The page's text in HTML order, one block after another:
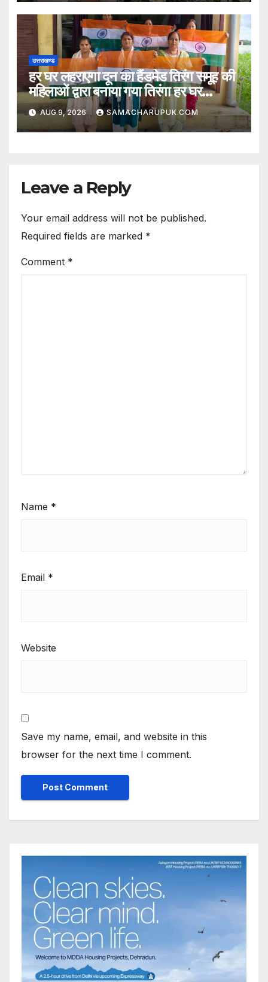
उत्तराखण्ड
हर घर लहराएगा दून का हैंडमेड तिरंग समूह की
महिलाओं द्वारा बनाया गया तिरंगा हर घर
लहराएगा
AUG 9, 2026 SAMACHARUPUK.COM
Leave a Reply
Your email address will not be published.
Required fields are marked *
Comment *
Name *
Email *
Website
Save my name, email, and website in this
browser for the next time I comment.